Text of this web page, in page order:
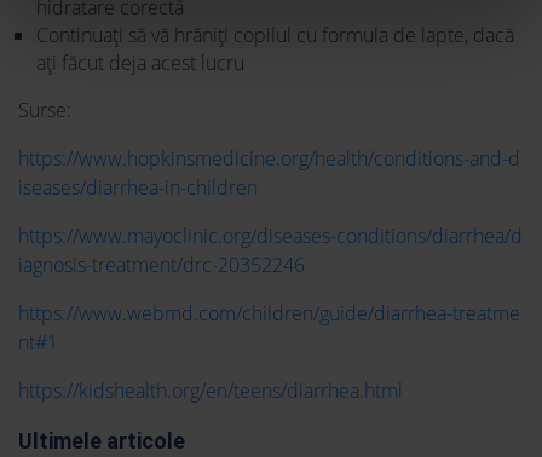
hidratare corectă
Continuați să vă hrăniți copilul cu formula de lapte, dacă
ați făcut deja acest lucru
Surse:
https://www.hopkinsmedicine.org/health/conditions-and-d
iseases/diarrhea-in-children
https://www.mayoclinic.org/diseases-conditions/diarrhea/d
iagnosis-treatment/drc-20352246
https://www.webmd.com/children/guide/diarrhea-treatme
nt#1
https://kidshealth.org/en/teens/diarrhea.html
Ultimele articole